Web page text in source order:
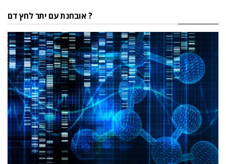
אובחנת עם יתר לחץ דם ?